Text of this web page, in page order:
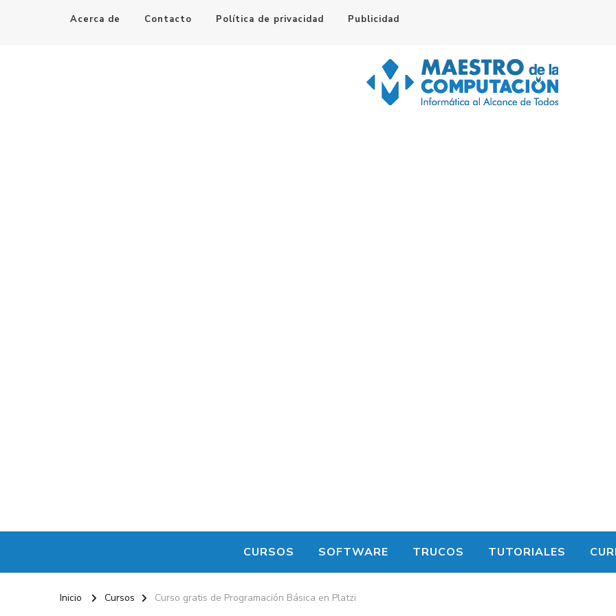
Acerca de Contacto Política de privacidad Publicidad
CURSOS SOFTWARE TRUCOS TUTORIALES
Inicio Cursos Curso gratis de Programación Básica en Platzi